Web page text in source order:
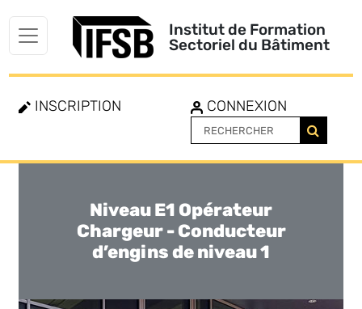
Institut de Formation
Sectoriel du Bâtiment
INSCRIPTION CONNEXION
navigation
Niveau E1 Opérateur
Chargeur - Conducteur
d’engins de niveau 1